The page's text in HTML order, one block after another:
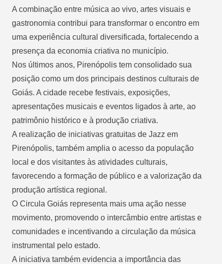
A combinação entre música ao vivo, artes visuais e
gastronomia contribui para transformar o encontro em
uma experiência cultural diversificada, fortalecendo a
presença da economia criativa no município.
Nos últimos anos, Pirenópolis tem consolidado sua
posição como um dos principais destinos culturais de
Goiás. A cidade recebe festivais, exposições,
apresentações musicais e eventos ligados à arte, ao
patrimônio histórico e à produção criativa.
A realização de iniciativas gratuitas de Jazz em
Pirenópolis, também amplia o acesso da população
local e dos visitantes às atividades culturais,
favorecendo a formação de público e a valorização da
produção artística regional.
O Circula Goiás representa mais uma ação nesse
movimento, promovendo o intercâmbio entre artistas e
comunidades e incentivando a circulação da música
instrumental pelo estado.
A iniciativa também evidencia a importância das